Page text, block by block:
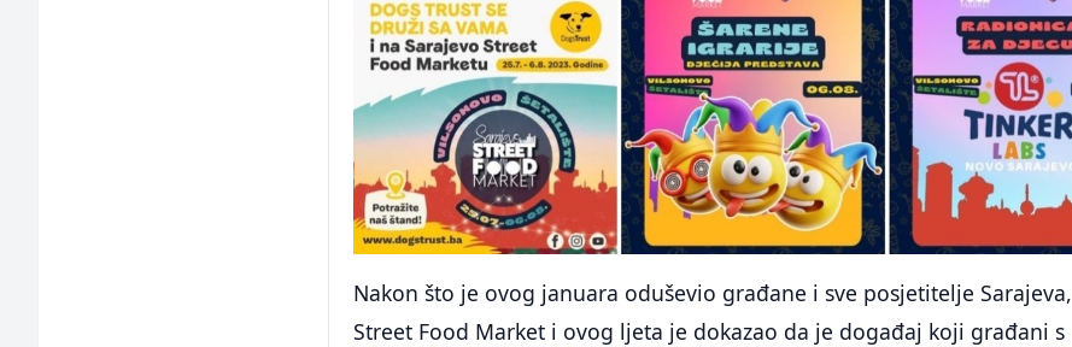
Nakon što je ovog januara oduševio građane i sve posjetitelje Sarajeva,
Street Food Market i ovog ljeta je dokazao da je događaj koji građani s